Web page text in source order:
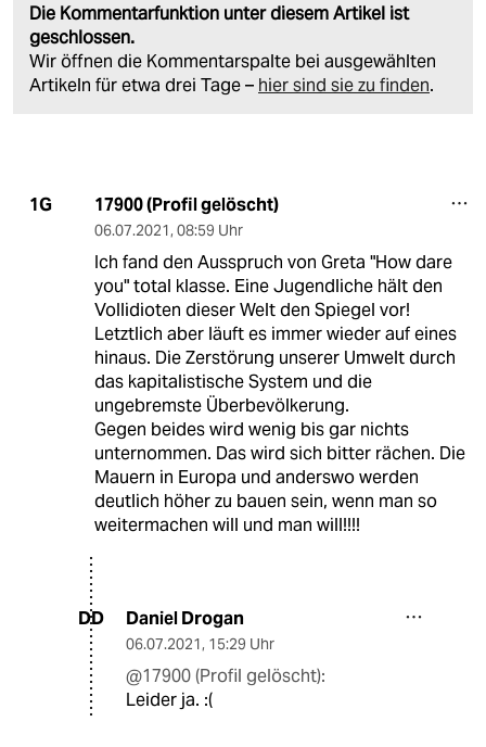
Die Kommentarfunktion unter diesem Artikel ist
geschlossen.
Wir öffnen die Kommentarspalte bei ausgewählten
Artikeln für etwa drei Tage – hier sind sie zu finden.
1G 17900 (Profil gelöscht)
06.07.2021, 08:59 Uhr
Ich fand den Ausspruch von Greta "How dare
you" total klasse. Eine Jugendliche hält den
Vollidioten dieser Welt den Spiegel vor!
Letztlich aber läuft es immer wieder auf eines
hinaus. Die Zerstörung unserer Umwelt durch
das kapitalistische System und die
ungebremste Überbevölkerung.
Gegen beides wird wenig bis gar nichts
unternommen. Das wird sich bitter rächen. Die
Mauern in Europa und anderswo werden
deutlich höher zu bauen sein, wenn man so
weitermachen will und man will!!!!
DD Daniel Drogan
06.07.2021, 15:29 Uhr
@17900 (Profil gelöscht):
Leider ja. :(